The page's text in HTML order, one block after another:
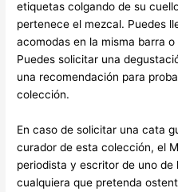
etiquetas colgando de su
pertenece el mezcal. Puedes
acomodas en la misma barra
Puedes solicitar una
una recomendación para
colección.
En caso de solicitar una cata
curador de esta colección, el
periodista y escritor de uno de
cualquiera que pretenda